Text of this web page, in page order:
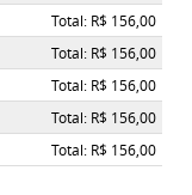
Total: R$ 156,00
Total: R$ 156,00
Total: R$ 156,00
Total: R$ 156,00
Total: R$ 156,00